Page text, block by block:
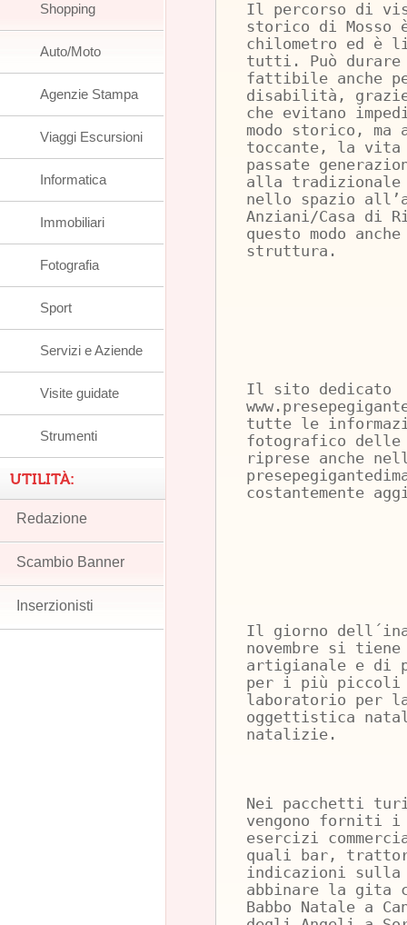
Il percorso di
storico di Mosso
chilometro ed è
tutti. Può durare
fattibile anche
disabilità,
che evitano
modo storico, ma
toccante, la vita
passate
alla
nello spazio
Anziani/Casa di
questo modo
struttura.
Il sito dedicato
tutte le
fotografico delle
riprese anche
costantemente
Il giorno
novembre si
artigianale e
per i più piccoli
laboratorio per
oggettistica
natalizie.
Nei pacchetti
vengono forniti
esercizi
quali bar,
indicazioni
abbinare la gita
Babbo Natale a
Shopping
Auto/Moto
Agenzie Stampa
Viaggi Escursioni
Informatica
Immobiliari
Fotografia
Sport
Servizi e Aziende
Visite guidate
Strumenti
UTILITÀ:
Redazione
Scambio Banner
Inserzionisti